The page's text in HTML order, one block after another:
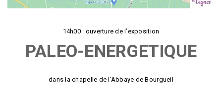
14h00 : ouverture de l’exposition
PALEO-ENERGETIQUE
dans la chapelle de l’Abbaye de Bourgueil